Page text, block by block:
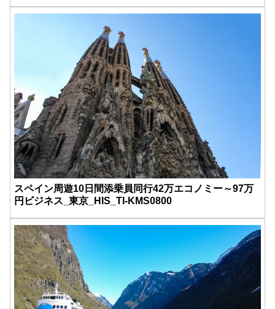
スペイン周遊10日間添乗員同行42万エコノミー～97万
円ビジネス_東京_HIS_TI-KMS0800